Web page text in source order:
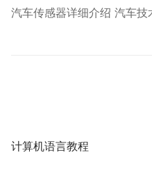
汽车传感器详细介绍 汽车
计算机语言教程